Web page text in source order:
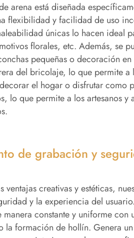
arena está diseñada
flexibilidad y facilidad de uso
únicas lo hacen ideal
florales, etc. Además, se
pequeñas o decoración
del bricolaje, lo que permite a
el hogar o disfrutar como
lo que permite a los artesanos
de grabación y
ventajas creativas y estéticas,
y la experiencia del
constante y uniforme
la formación de hollín. Genera